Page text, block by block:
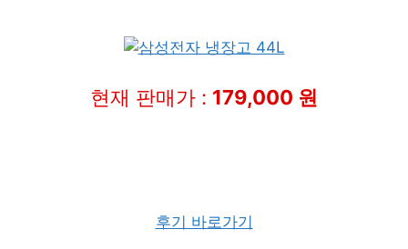
현재 판매가 : 179,000 원
후기 바로가기